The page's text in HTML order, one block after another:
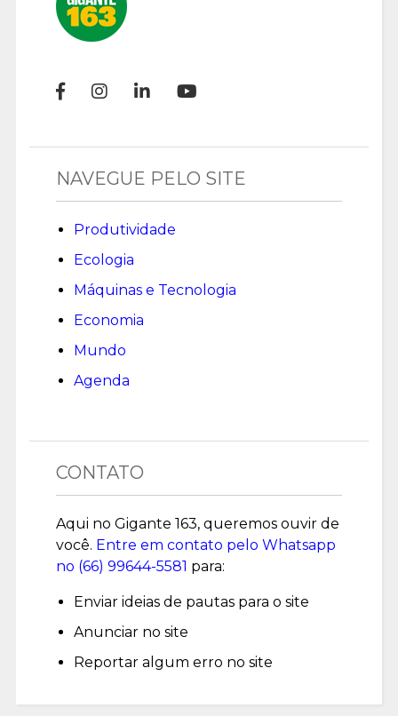
NAVEGUE PELO SITE
Produtividade
Ecologia
Máquinas e Tecnologia
Economia
Mundo
Agenda
CONTATO
Aqui no Gigante 163, queremos ouvir de
você. Entre em contato pelo Whatsapp
no (66) 99644-5581 para:
Enviar ideias de pautas para o site
Anunciar no site
Reportar algum erro no site